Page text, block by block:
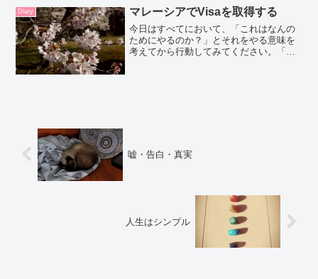
て：日本エドガーケイシーセンター：■
ひまし油温熱パック エド...
Diary マレーシアでVisaを取得する
今日はすべてにおいて、「これはなんの
ためにやるのか？」とそれをやる意味を
考えてから行動してみてください。「こ
嘘・告白・真実
人生はシンプル